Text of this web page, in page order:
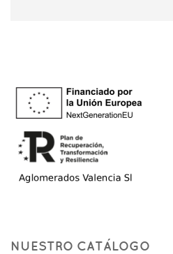
NUESTRO CATÁLOGO